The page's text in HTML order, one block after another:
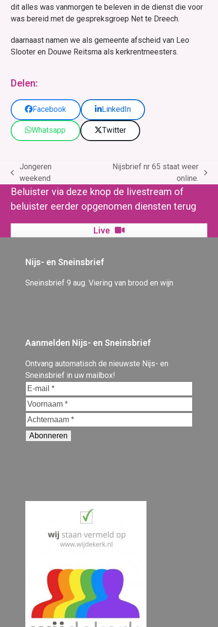
dit alles was vanmorgen te beleven in de dienst die voor
was bereid met de gespreksgroep Net te Dreech.
daarnaast namen we als gemeente afscheid van Leo
Slooter en Douwe Reitsma als kerkrentmeesters.
Delen:
Facebook LinkedIn
Whatsapp Twitter
previous
post:
Jongeren
weekend
post:
Nijsbrief nr 65 staat weer
online.
Beluister via deze knop de livestream of
beluister eerder opgenomen diensten terug
Live
Nijs- en Sneinsbrief
Sneinsbrief 9 aug. Viering van brood en wijn
Aanmelden Nijs- en Sneinsbrief
Ontvang automatisch de nieuwste Nijs- en
Sneinsbrief in uw mailbox!